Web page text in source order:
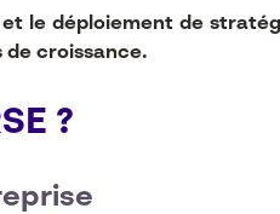
le déploiement de
de croissance.
?